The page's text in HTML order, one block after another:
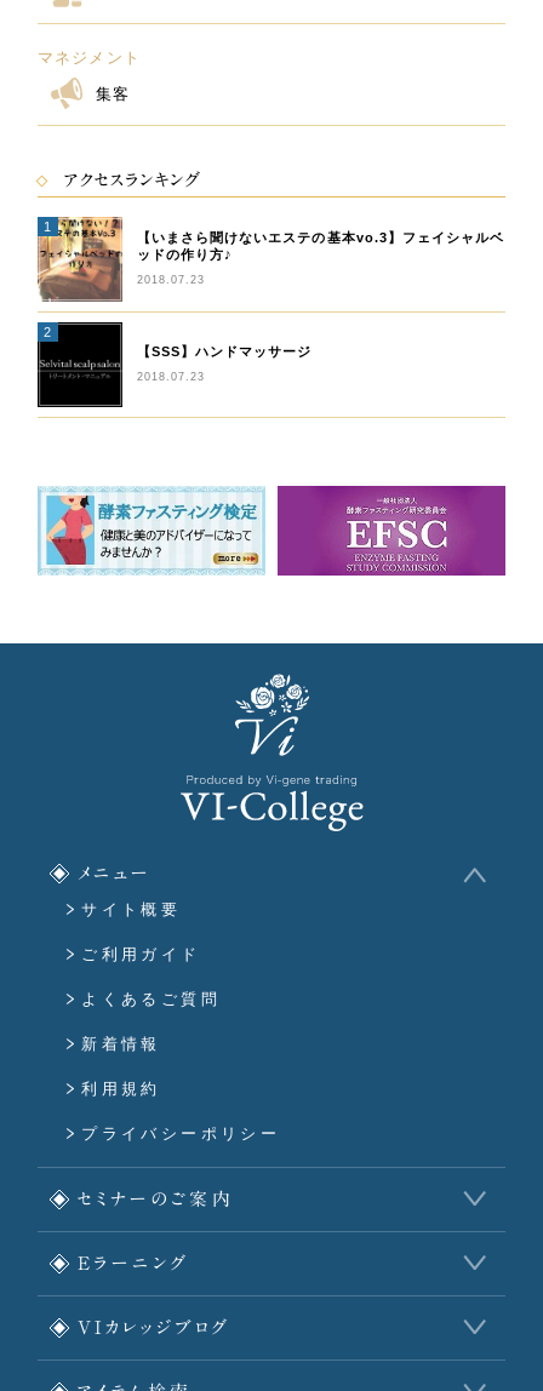
マネジメント
集客
アクセスランキング
【いまさら聞けないエステの基本vo.3】フェイシャルベ
ッドの作り方♪
2018.07.23
【SSS】ハンドマッサージ
2018.07.23
メニュー
サイト概要
ご利用ガイド
よくあるご質問
新着情報
利用規約
プライバシーポリシー
セミナーのご案内
Eラーニング
VIカレッジブログ